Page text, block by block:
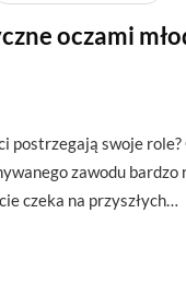
oczami
postrzegają swoje role?
zawodu bardzo
czeka na przyszłych…